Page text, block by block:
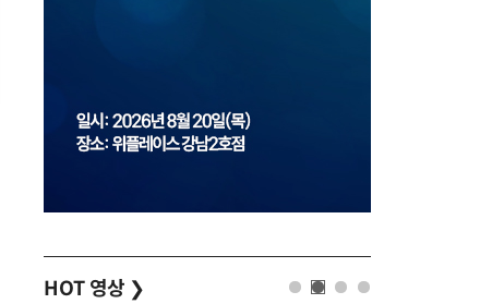
HOT 영상 ❯